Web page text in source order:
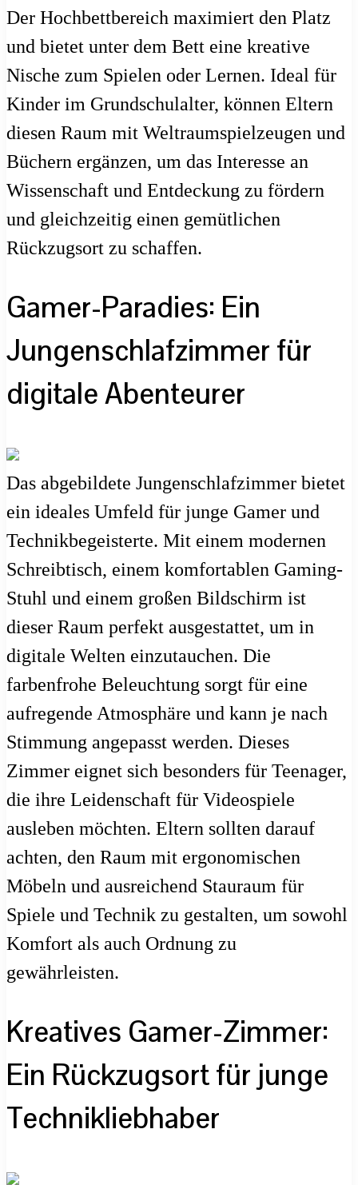
Der Hochbettbereich maximiert den Platz
und bietet unter dem Bett eine kreative
Nische zum Spielen oder Lernen. Ideal für
Kinder im Grundschulalter, können Eltern
diesen Raum mit Weltraumspielzeugen und
Büchern ergänzen, um das Interesse an
Wissenschaft und Entdeckung zu fördern
und gleichzeitig einen gemütlichen
Rückzugsort zu schaffen.
Gamer-Paradies: Ein
Jungenschlafzimmer für
digitale Abenteurer
Das abgebildete Jungenschlafzimmer bietet
ein ideales Umfeld für junge Gamer und
Technikbegeisterte. Mit einem modernen
Schreibtisch, einem komfortablen Gaming-
Stuhl und einem großen Bildschirm ist
dieser Raum perfekt ausgestattet, um in
digitale Welten einzutauchen. Die
farbenfrohe Beleuchtung sorgt für eine
aufregende Atmosphäre und kann je nach
Stimmung angepasst werden. Dieses
Zimmer eignet sich besonders für Teenager,
die ihre Leidenschaft für Videospiele
ausleben möchten. Eltern sollten darauf
achten, den Raum mit ergonomischen
Möbeln und ausreichend Stauraum für
Spiele und Technik zu gestalten, um sowohl
Komfort als auch Ordnung zu
gewährleisten.
Kreatives Gamer-Zimmer:
Ein Rückzugsort für junge
Technikliebhaber